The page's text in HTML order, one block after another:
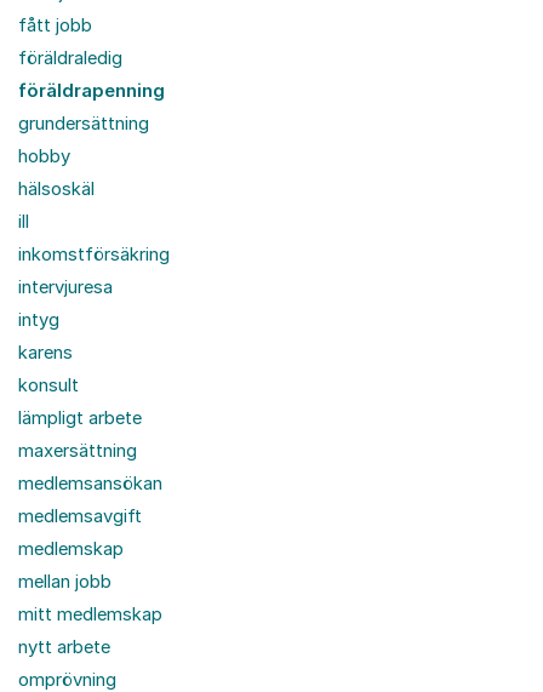
fått jobb
föräldraledig
föräldrapenning
grundersättning
hobby
hälsoskäl
ill
inkomstförsäkring
intervjuresa
intyg
karens
konsult
lämpligt arbete
maxersättning
medlemsansökan
medlemsavgift
medlemskap
mellan jobb
mitt medlemskap
nytt arbete
omprövning